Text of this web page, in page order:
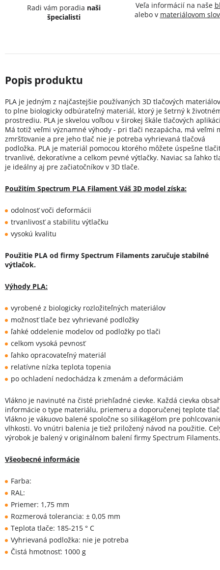
Radi vám poradia naši
špecialisti
Veľa informácií na naše
alebo v materiálovom
PLA je jedným z najčastejšie používaných 3D tlačových
to plne biologicky odbúrateľný materiál, ktorý je šetrný k
prostrediu. PLA je skvelou voľbou v širokej škále tlačových
Má totiž veľmi významné výhody - pri tlači nezapácha, má veľmi
zmršťovanie a pre jeho tlač nie je potreba vyhrievaná tlačová
podložka. PLA je materiál pomocou ktorého môžete úspešne
trvanlivé, dekoratívne a celkom pevné výtlačky. Naviac sa ľahko
je ideálny aj pre začiatočníkov v 3D tlače.
Použitím Spectrum PLA Filament Váš 3D model získa:
odolnosť voči deformácii
trvanlivosť a stabilitu výtlačku
vysokú kvalitu
Použitie PLA od firmy Spectrum Filaments zaručuje stabilné
výtlačok.
Výhody PLA:
vyrobené z biologicky rozložiteľných materiálov
možnosť tlače bez vyhrievané podložky
ľahké oddelenie modelov od podložky po tlači
celkom vysoká pevnosť
ľahko opracovateľný materiál
relatívne nízka teplota topenia
po ochladení nedochádza k zmenám a deformáciám
Vlákno je navinuté na čisté priehľadné cievke. Každá cievka
informácie o type materiálu, priemeru a doporučenej teplote
Vlákno je vákuovo balené spoločne so silikagélom pre
vlhkosti. Vo vnútri balenia je tiež priložený návod na použitie.
výrobok je balený v originálnom balení firmy Spectrum Filaments.
Všeobecné informácie
Farba:
RAL:
Priemer: 1,75 mm
Rozmerová tolerancia: ± 0,05 mm
Teplota tlače: 185-215 ° C
Vyhrievaná podložka: nie je potreba
Čistá hmotnosť: 1000 g